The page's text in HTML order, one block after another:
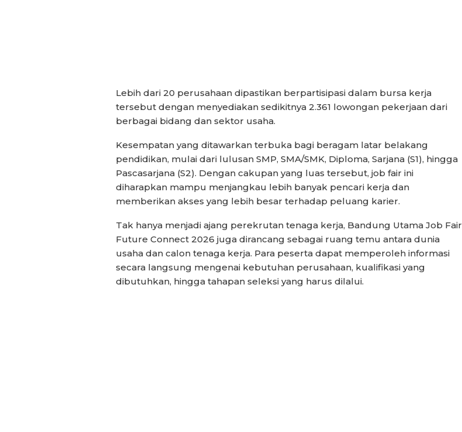
Lebih dari 20 perusahaan dipastikan berpartisipasi dalam bursa kerja
tersebut dengan menyediakan sedikitnya 2.361 lowongan pekerjaan dari
berbagai bidang dan sektor usaha.
Kesempatan yang ditawarkan terbuka bagi beragam latar belakang
pendidikan, mulai dari lulusan SMP, SMA/SMK, Diploma, Sarjana (S1), hingga
Pascasarjana (S2). Dengan cakupan yang luas tersebut, job fair ini
diharapkan mampu menjangkau lebih banyak pencari kerja dan
memberikan akses yang lebih besar terhadap peluang karier.
Tak hanya menjadi ajang perekrutan tenaga kerja, Bandung Utama Job Fair
Future Connect 2026 juga dirancang sebagai ruang temu antara dunia
usaha dan calon tenaga kerja. Para peserta dapat memperoleh informasi
secara langsung mengenai kebutuhan perusahaan, kualifikasi yang
dibutuhkan, hingga tahapan seleksi yang harus dilalui.